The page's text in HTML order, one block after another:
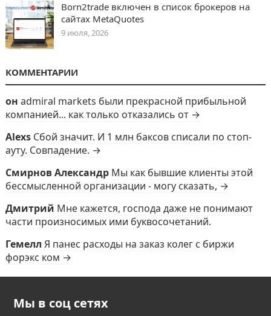
Born2trade включен в список брокеров на
сайтах MetaQuotes
9 июля, 2026
КОММЕНТАРИИ
он admiral markets были прекрасной прибыльной
компанией... как только отказались от →
Alexs Сбой значит. И 1 млн баксов списали по стоп-
ауту. Совпадение. →
Смирнов Александр Мы как бывшие клиенты этой
бессмысленной организации - могу сказать, →
Дмитрий Мне кажется, господа даже не понимают
части произносимых ими буквосочетаний.
Гемелл Я панес расходы на заказ колег с биржи
форэкс ком →
Мы в соц сетях